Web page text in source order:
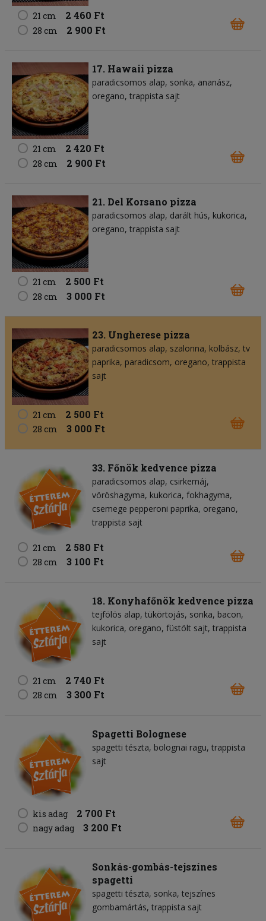
21 cm 2 460 Ft
28 cm 2 900 Ft
17. Hawaii pizza
paradicsomos alap sonka ananász
oregano trappista sajt
21 cm 2 420 Ft
28 cm 2 900 Ft
21. Del Korsano pizza
paradicsomos alap darált hús kukorica
oregano trappista sajt
21 cm 2 500 Ft
28 cm 3 000 Ft
23. Ungherese pizza
paradicsomos alap szalonna kolbász tv
paprika paradicsom oregano trappista
sajt
21 cm 2 500 Ft
28 cm 3 000 Ft
33. Főnök kedvence pizza
paradicsomos alap csirkemáj
vöröshagyma kukorica fokhagyma
csemege pepperoni paprika oregano
trappista sajt
21 cm 2 580 Ft
28 cm 3 100 Ft
18. Konyhafőnök kedvence pizza
tejfölös alap tükörtojás sonka bacon
kukorica oregano füstölt sajt trappista
sajt
21 cm 2 740 Ft
28 cm 3 300 Ft
Spagetti Bolognese
spagetti tészta bolognai ragu trappista
sajt
kis adag 2 700 Ft
nagy adag 3 200 Ft
Sonkás-gombás-tejszínes
spagetti
spagetti tészta sonka tejszínes
gombamártás trappista sajt